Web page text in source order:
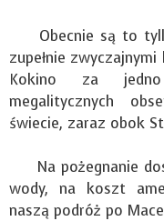
Obecnie są to
zupełnie zwyczajnymi
Kokino za
megalitycznych
świecie, zaraz obok
Na pożegnanie
wody, na koszt
naszą podróż po